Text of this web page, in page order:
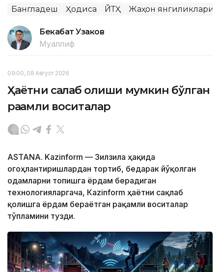
Бангладеш Ҳодиса ЙТҲ Жаҳон янгиликлари
Бекабат Узаков
Муаллиф
09:00, 08 Август 2026
Ҳаётни сақлаб қолиши мумкин бўлган
рақамли воситалар
ASTANA. Kazinform — Зилзила ҳақида
огоҳлантиришлардан тортиб, бедарак йўқолган
одамларни топишга ёрдам берадиган
технологияларгача, Кazinform ҳаётни сақлаб
қолишга ёрдам бераётган рақамли воситалар
тўпламини тузди.